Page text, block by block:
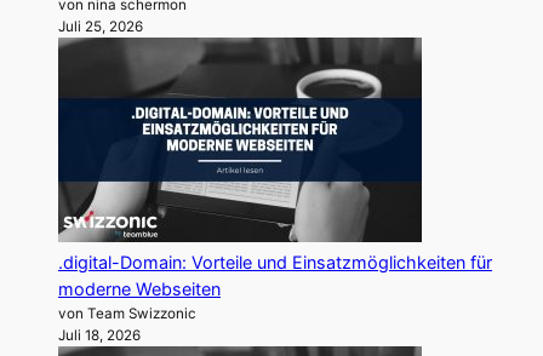
von nina schermon
Juli 25, 2026
.digital-Domain: Vorteile und Einsatzmöglichkeiten für
moderne Webseiten
von Team Swizzonic
Juli 18, 2026